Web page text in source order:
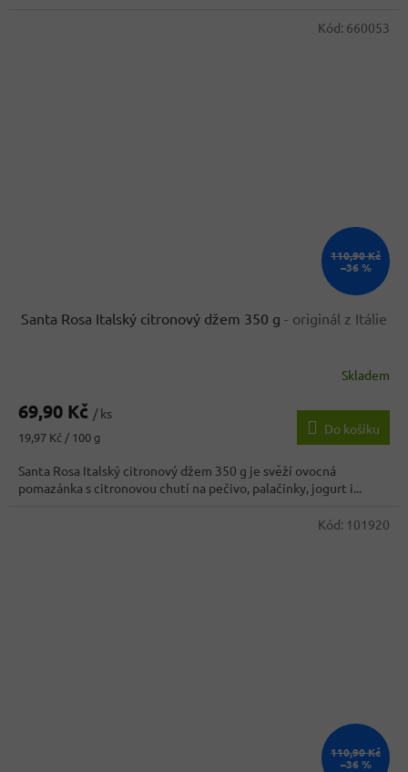
110,90 Kč
–36 %
Santa Rosa Italský citronový džem 350 g - originál z Itálie
Skladem
69,90 Kč / ks
Měrná
19,97 Kč / 100 g
Do košíku
Santa Rosa Italský citronový džem 350 g je svěží ovocná
pomazánka s citronovou chutí na pečivo, palačinky, jogurt i...
Kód: 660053
110,90 Kč
–36 %
Kód: 101920